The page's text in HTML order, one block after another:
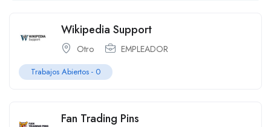
Wikipedia Support
Otro EMPLEADOR
Trabajos Abiertos - 0
Fan Trading Pins